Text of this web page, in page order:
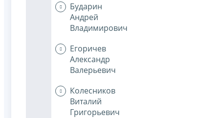
Бударин
Андрей
Владимирович
Егоричев
Александр
Валерьевич
Колесников
Виталий
Григорьевич